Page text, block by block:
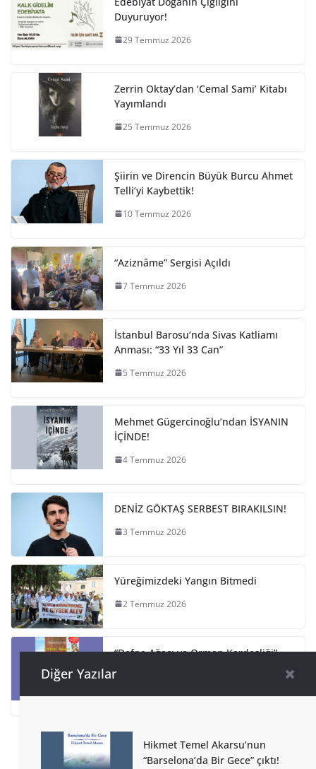
Duyuruyor!
29 Temmuz 2026
Zerrin Oktay’dan ‘Cemal Sami’ Kitabı
Yayımlandı
25 Temmuz 2026
Şiirin ve Direncin Büyük Burcu Ahmet
Telli’yi Kaybettik!
10 Temmuz 2026
“Aziznâme” Sergisi Açıldı
7 Temmuz 2026
İstanbul Barosu’nda Sivas Katliamı
Anması: “33 Yıl 33 Can”
5 Temmuz 2026
Mehmet Gügercinoğlu’ndan İSYANIN
İÇİNDE!
4 Temmuz 2026
DENİZ GÖKTAŞ SERBEST BIRAKILSIN!
3 Temmuz 2026
Yüreğimizdeki Yangın Bitmedi
2 Temmuz 2026
“Defne Ağacı ve Orman Kardeşliği”
Diğer Yazılar
Hikmet Temel Akarsu’nun
“Barselona’da Bir Gece” çıktı!